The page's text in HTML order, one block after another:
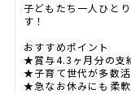
子どもたち一人ひと
す！
おすすめポイント
★賞与4.3ヶ月分の支
★子育て世代が多数
★急なお休みにも柔